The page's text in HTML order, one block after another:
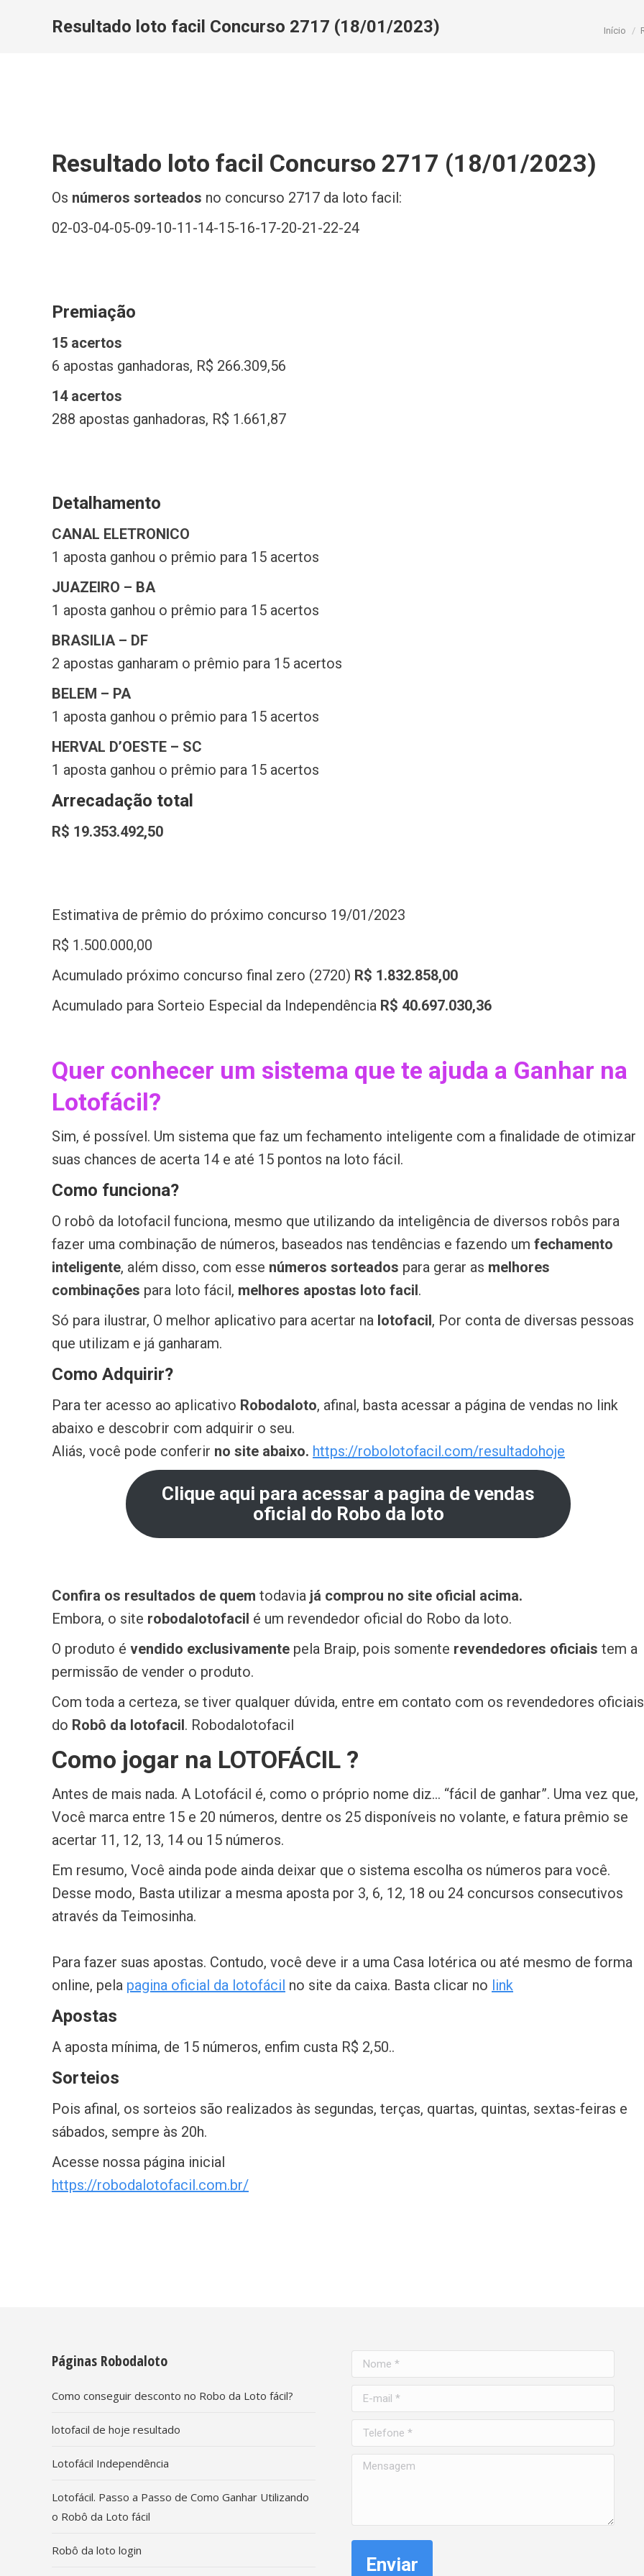
Resultado loto facil Concurso 2717 (18/01/2023) Você
Início
Resultado loto facil Concurso 2717 (18/01/2023)
Os números sorteados no concurso 2717 da loto facil:
02-03-04-05-09-10-11-14-15-16-17-20-21-22-24
Premiação
15 acertos
6 apostas ganhadoras, R$ 266.309,56
14 acertos
288 apostas ganhadoras, R$ 1.661,87
Detalhamento
CANAL ELETRONICO
1 aposta ganhou o prêmio para 15 acertos
JUAZEIRO – BA
1 aposta ganhou o prêmio para 15 acertos
BRASILIA – DF
2 apostas ganharam o prêmio para 15 acertos
BELEM – PA
1 aposta ganhou o prêmio para 15 acertos
HERVAL D’OESTE – SC
1 aposta ganhou o prêmio para 15 acertos
Arrecadação total
R$ 19.353.492,50
Estimativa de prêmio do próximo concurso 19/01/2023
R$ 1.500.000,00
Acumulado próximo concurso final zero (2720) R$ 1.832.858,00
Acumulado para Sorteio Especial da Independência R$ 40.697.030,36
Quer conhecer um sistema que te ajuda a Ganhar na
Lotofácil?
Sim, é possível. Um sistema que faz um fechamento inteligente com a finalidade de otimizar
suas chances de acerta 14 e até 15 pontos na loto fácil.
Como funciona?
O robô da lotofacil funciona, mesmo que utilizando da inteligência de diversos robôs para
fazer uma combinação de números, baseados nas tendências e fazendo um fechamento
inteligente, além disso, com esse números sorteados para gerar as melhores
combinações para loto fácil, melhores apostas loto facil.
Só para ilustrar, O melhor aplicativo para acertar na lotofacil, Por conta de diversas pessoas
que utilizam e já ganharam.
Como Adquirir?
Para ter acesso ao aplicativo Robodaloto, afinal, basta acessar a página de vendas no link
abaixo e descobrir com adquirir o seu.
Aliás, você pode conferir no site abaixo. https://robolotofacil.com/resultadohoje
Clique aqui para acessar a pagina de vendas
oficial do Robo da loto
Confira os resultados de quem todavia já comprou no site oficial acima.
Embora, o site robodalotofacil é um revendedor oficial do Robo da loto.
O produto é vendido exclusivamente pela Braip, pois somente revendedores oficiais tem a
permissão de vender o produto.
Com toda a certeza, se tiver qualquer dúvida, entre em contato com os revendedores oficiais
do Robô da lotofacil. Robodalotofacil
Como jogar na LOTOFÁCIL ?
Antes de mais nada. A Lotofácil é, como o próprio nome diz… “fácil de ganhar”. Uma vez que,
Você marca entre 15 e 20 números, dentre os 25 disponíveis no volante, e fatura prêmio se
acertar 11, 12, 13, 14 ou 15 números.
Em resumo, Você ainda pode ainda deixar que o sistema escolha os números para você.
Desse modo, Basta utilizar a mesma aposta por 3, 6, 12, 18 ou 24 concursos consecutivos
através da Teimosinha.
Para fazer suas apostas. Contudo, você deve ir a uma Casa lotérica ou até mesmo de forma
online, pela pagina oficial da lotofácil no site da caixa. Basta clicar no link
Apostas
A aposta mínima, de 15 números, enfim custa R$ 2,50..
Sorteios
Pois afinal, os sorteios são realizados às segundas, terças, quartas, quintas, sextas-feiras e
sábados, sempre às 20h.
Acesse nossa página inicial
https://robodalotofacil.com.br/
Páginas Robodaloto
Como conseguir desconto no Robo da Loto fácil?
lotofacil de hoje resultado
Lotofácil Independência
Lotofácil. Passo a Passo de Como Ganhar Utilizando
o Robô da Loto fácil
Robô da loto login
Nome *
E-mail *
Telefone *
Mensagem
Enviar